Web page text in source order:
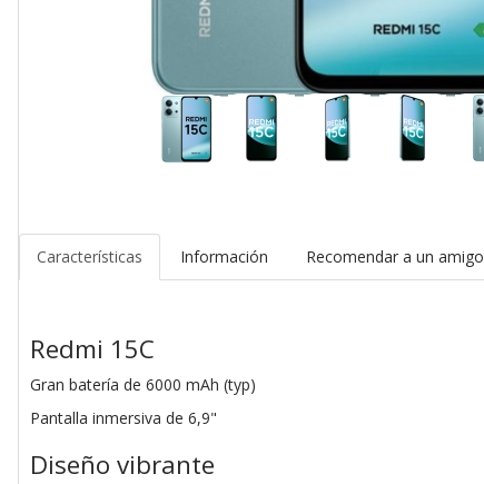
Características Información Recomendar a un amigo
Redmi 15C
Gran batería de 6000 mAh (typ)
Pantalla inmersiva de 6,9"
Diseño vibrante